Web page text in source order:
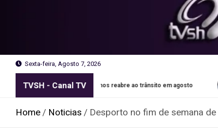
Sexta-feira, Agosto 7, 2026
TVSH - Canal TV
reabre ao trânsito em agosto Autocaravana ardeu
Home Noticias Desporto no fim de semana de